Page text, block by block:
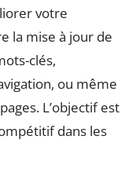
votre
la mise à jour de
clés,
ou même
L’objectif est
dans les